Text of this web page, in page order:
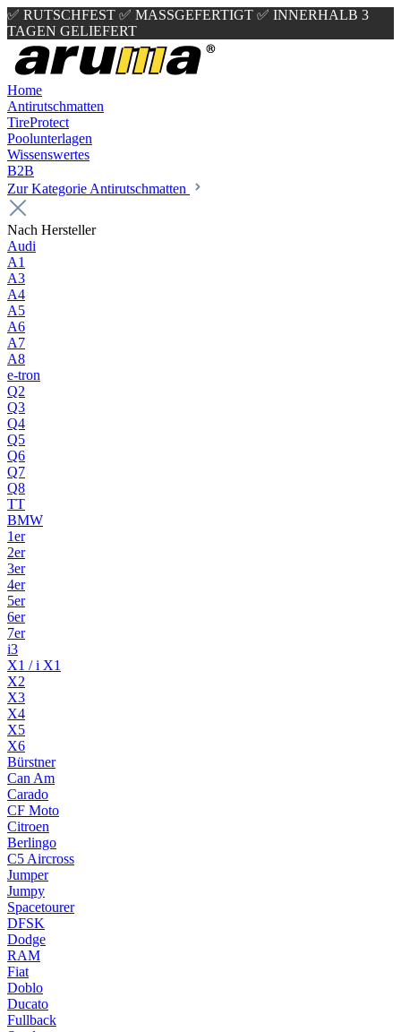
✅ RUTSCHFEST ✅ MASSGEFERTIGT ✅ INNERHALB 3
TAGEN GELIEFERT
Home
Antirutschmatten
TireProtect
Poolunterlagen
Wissenswertes
B2B
Zur Kategorie Antirutschmatten
Nach Hersteller
Audi
A1
A3
A4
A5
A6
A7
A8
e-tron
Q2
Q3
Q4
Q5
Q6
Q7
Q8
TT
BMW
1er
2er
3er
4er
5er
6er
7er
i3
X1 / i X1
X2
X3
X4
X5
X6
Bürstner
Can Am
Carado
CF Moto
Citroen
Berlingo
C5 Aircross
Jumper
Jumpy
Spacetourer
DFSK
Dodge
RAM
Fiat
Doblo
Ducato
Fullback